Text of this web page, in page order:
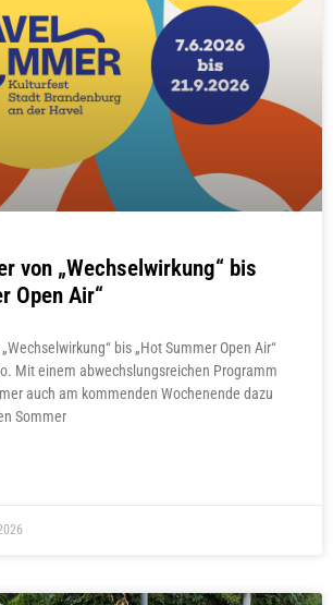
von „Wechselwirkung“ bis
Open Air“
bis „Hot Summer Open Air“
Mit einem abwechslungsreichen Programm
auch am kommenden Wochenende dazu
Sommer